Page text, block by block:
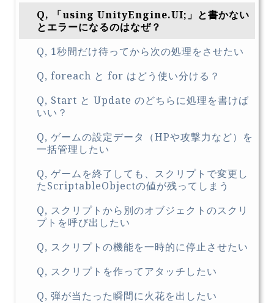
Q, 「using UnityEngine.UI;」と書かない
とエラーになるのはなぜ？
Q, 1秒間だけ待ってから次の処理をさせたい
Q, foreach と for はどう使い分ける？
Q, Start と Update のどちらに処理を書けば
いい？
Q, ゲームの設定データ（HPや攻撃力など）を
一括管理したい
Q, ゲームを終了しても、スクリプトで変更し
たScriptableObjectの値が残ってしまう
Q, スクリプトから別のオブジェクトのスクリ
プトを呼び出したい
Q, スクリプトの機能を一時的に停止させたい
Q, スクリプトを作ってアタッチしたい
Q, 弾が当たった瞬間に火花を出したい